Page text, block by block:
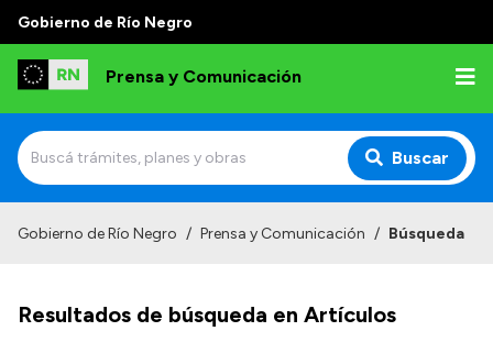
Gobierno de Río Negro
Prensa y Comunicación
Buscar
Autoridades
Gobierno de Río Negro / Prensa y Comunicación / Búsqueda
Resultados de búsqueda en Artículos